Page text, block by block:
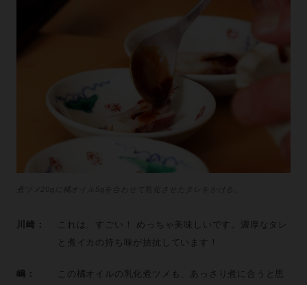
川崎：
これは、すごい！ めっちゃ美味しいです。濃厚なタレ
と煮イカの持ち味が拮抗しています！
嶋：
この橘オイルの乳化煮ツメも、あっさり煮に合うと思